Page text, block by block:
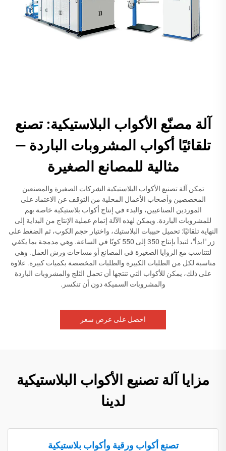
آلة مصنّع الأكواب البلاستيكية: تصنع
تلقائيًا أكواب المشروبات الباردة —
مثالية للمصانع الصغيرة
تمكن آلة تصنيع الأكواب البلاستيكية الشركات الصغيرة والمصنعين
المخصصين وأصحاب الأعمال المحلية من التوقف عن الاعتماد على
الموردين الصناعيين، والبدء في إنتاج أكواب بلاستيكية خاصة بهم
للمشروبات الباردة. ويمكن لهذه الآلة إتمام عملية الإنتاج من البداية إلى
النهاية تلقائيًا: تحميل حبيبات البلاستيك، واختيار حجم الكوب، ثم الضغط على
زر "ابدأ"، لتبدأ بإنتاج 350 إلى 550 كوبًا في الساعة. وهي مدمجة بما يكفي
لتتناسب مع الزوايا الصغيرة في المصانع أو مساحات ورش العمل. وهي
مناسبة لكل من الطلبات الكبيرة والطلبات المخصصة بكميات كبيرة. علاوة
على ذلك، يمكن للأكواب التي تنتجها أن تحمل الثلج والمشروبات الباردة
والمشروبات السميكة دون أن تنكسر.
احصل على عرض سعر
مزايا آلة تصنيع الأكواب البلاستيكية
لدينا
تصنع أكواب ورقية وأكواب بلاستيكية